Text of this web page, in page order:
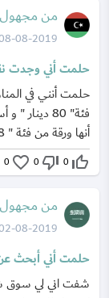
من مجهول
08-2019
حلمت أني وجدت
حلمت أنني في
فئة" 80
أنها ورقة من فئة " 8 دينار " وفرحت بها علما انه لا...
thumb_up_off_alt
0
thumb_down_off_alt
0
favorite_border
0
من مجهول
08-2019
حلمت أني أبحث
شفت اني لي سوق